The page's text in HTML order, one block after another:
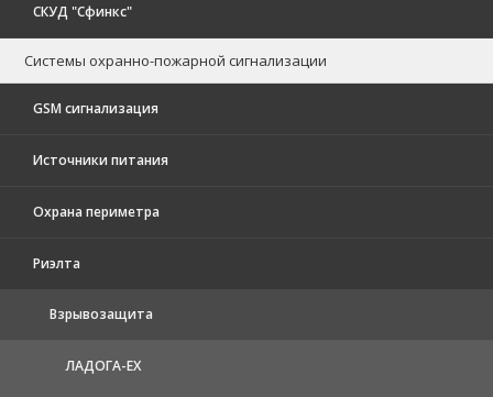
СКУД "Сфинкс"
Системы охранно-пожарной сигнализации
GSM сигнализация
Источники питания
Охрана периметра
Риэлта
Взрывозащита
ЛАДОГА-EX